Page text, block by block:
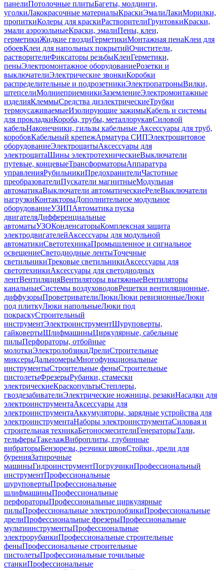
панелиПотолочные плитыБагеты, молдинги,
уголкиЛакокрасочные материалыКраскиЭмалиЛакиМорилки,
пропиткиКолеры для краскиРастворителиГрунтовкиКраски,
эмали аэрозольныеКраски, эмалиПены, клеи,
герметикиЖидкие гвоздиГерметикиМонтажная пенаКлеи для
обоевКлеи для напольных покрытийОчистители,
растворителиФиксаторы резьбыКлеиГерметики,
пеныЭлектромонтажное оборудованиеРозетки и
выключателиЭлектрические звонкиКоробки
распределительные и подрозетникиЭлектропатроныВилки,
штепселиМолниеприемникиЗаземлениеЭлектромонтажные
изделияКлеммыСредства диэлектрическиеТрубки
термоусаживаемыеИзолирующие зажимыКабель и системы
для прокладкиКороба, трубы, металлорукавСиловой
кабельНаконечники, гильзы кабельные Аксессуары для труб,
коробовКабельный крепежАрматура СИПЭлектрощитовое
оборудованиеЭлектрощитыАксессуары для
электрощитаШины электротехническиеВыключатели
путевые, концевыеТрансформаторыАппаратура
управленияРубильникиПредохранителиЧастотные
преобразователиПускатели магнитныеМодульная
автоматикаВыключатели автоматическиеРелеВыключатели
нагрузкиКонтакторыДополнительное модульное
оборудованиеУЗИПАвтоматика пуска
двигателяДифференциальные
автоматыУЗОКонденсаторыКомплексная защита
электродвигателейАксессуары для модульной
автоматикиСветотехникаПромышленное и сигнальное
освещениеСветодиодные лентыТочечные
светильникиТрековые светильникиАксессуары для
светотехникиАксессуары для светодиодных
лентВентиляцияВентиляторы вытяжныеВентиляторы
канальныеСистемы воздуховодовРешетки вентиляционные,
диффузорыПроветривателиЛюкиЛюки ревизионныеЛюки
под плиткуЛюки напольныеЛюки под
покраскуСтроительный
инструментЭлектроинструментШуруповерты,
гайковертыШлифмашиныЦиркулярные, сабельные
пилыПерфораторы, отбойные
молоткиЭлектролобзикиДрелиСтроительные
миксерыДальномерыМногофункциональные
инструментыСтроительные феныСтроительные
пистолетыФрезерыРубанки, стамески
электрическиеКраскопультыСтеплеры,
гвоздезабивателиЭлектрические ножницы, резакиНасадки для
электроинструментаАксессуары для
электроинструментаАккумуляторы, зарядные устройства для
электроинструментаНаборы электроинструментаСиловая и
строительная техникаБетоносмесителиГенераторыТали,
тельферыТакелажВиброплиты, глубинные
вибраторыБензорезы, резчики швовСтойки, дрели для
буренияЗатирочные
машиныГидроинструментПогрузчикиПрофессиональный
инструментПрофессиональные
шуруповертыПрофессиональные
шлифмашиныПрофессиональные
перфораторыПрофессиональные циркулярные
пилыПрофессиональные электролобзикиПрофессиональные
дрелиПрофессиональные фрезерыПрофессиональные
мультиинструментыПрофессиональные
электрорубанкиПрофессиональные строительные
феныПрофессиональные строительные
пистолетыПрофессиональные точильные
станкиПрофессиональные